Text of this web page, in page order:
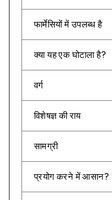
फार्मेसियों में उपलब्ध है
क्या यह एक घोटाला है?
वर्ग
विशेषज्ञ की राय
सामग्री
प्रयोग करने में आसान?